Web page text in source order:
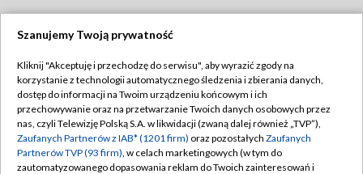
TVP
Abonament TVP
Emisja w TVP
Centrum informacji TVP
Regulamin TVP
Polityka prywatności
Moje zgody
Szanujemy Twoją prywatność
Kliknij "Akceptuję i przechodzę do serwisu", aby wyrazić zgody na
korzystanie z technologii automatycznego śledzenia i zbierania danych,
dostęp do informacji na Twoim urządzeniu końcowym i ich
przechowywanie oraz na przetwarzanie Twoich danych osobowych przez
nas, czyli Telewizję Polską S.A. w likwidacji (zwaną dalej również „TVP”),
Zaufanych Partnerów z IAB* (1201 firm) oraz pozostałych Zaufanych
Partnerów TVP (93 firm), w celach marketingowych (w tym do
zautomatyzowanego dopasowania reklam do Twoich zainteresowań i